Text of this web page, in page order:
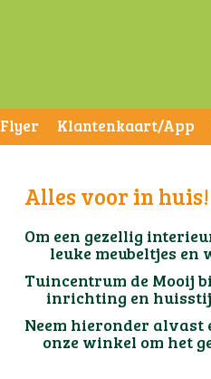
Flyer Klantenkaart/App
Alles voor in huis!
Om een gezellig
leuke meubeltjes en
Tuincentrum de
inrichting en
Neem
onze winkel om het